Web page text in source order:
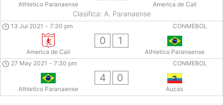
Athletico Paranaense America de Cali
Clasifica: A. Paranaense
CONMEBOL
13 Jul 2021 - 7:30 pm
America de Cali
0 1
Athletico Paranaense
CONMEBOL
27 May 2021 - 7:30 pm
Athletico Paranaense
4 0
Aucas